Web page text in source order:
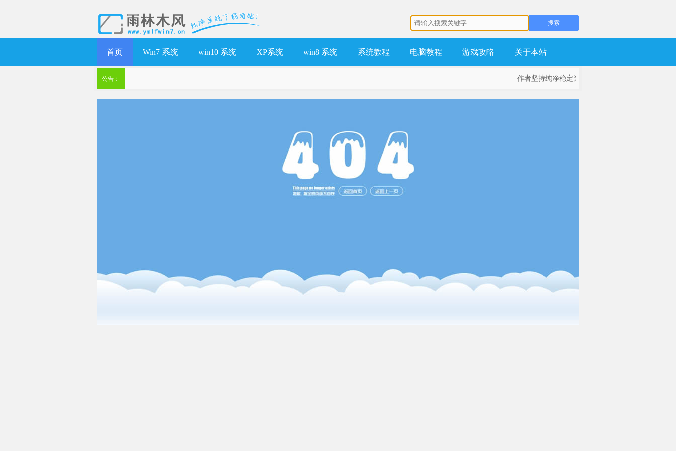
首页 Win7 系统 win10 系统 XP系统 win8 系统 系统教程 电脑教程 游戏攻略 关于本站
公告： 作者坚持纯净稳定为基础，不流氓，不锁主页，坚